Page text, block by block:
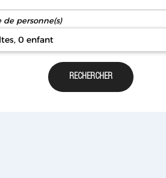
de personne(s)
0 enfant